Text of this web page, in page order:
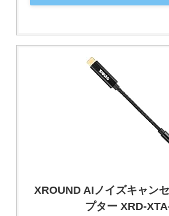
XROUND AIノイズキャン
プター XRD-